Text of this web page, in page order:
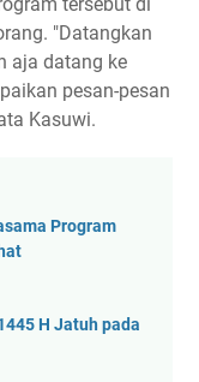
"Datangkan
aja datang ke
pesan-pesan
Kasuwi.
Program
H Jatuh pada